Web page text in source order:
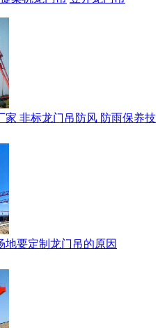
家 非标龙门吊防风 防雨保养技
地要定制龙门吊的原因